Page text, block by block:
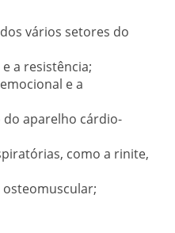
vários setores do
a resistência;
e a
aparelho cárdio-
como a rinite,